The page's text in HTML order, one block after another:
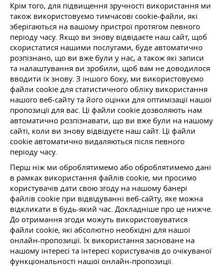
Крім того, для підвищення зручності використання ми
також використовуємо тимчасові cookie-файли, які
зберігаються на вашому пристрої протягом певного
періоду часу. Якщо ви знову відвідаєте наш сайт, щоб
скористатися нашими послугами, буде автоматично
розпізнано, що ви вже були у нас, а також які записи
та налаштування ви зробили, щоб вам не доводилося
вводити їх знову. З іншого боку, ми використовуємо
файли cookie для статистичного обліку використання
нашого веб-сайту та його оцінки для оптимізації нашої
пропозиції для вас. Ці файли cookie дозволяють нам
автоматично розпізнавати, що ви вже були на нашому
сайті, коли ви знову відвідуєте наш сайт. Ці файли
cookie автоматично видаляються після певного
періоду часу.
Перш ніж ми оброблятимемо або оброблятимемо дані
в рамках використання файлів cookie, ми просимо
користувачів дати свою згоду на нашому банері
файлів cookie при відвідуванні веб-сайту, яке можна
відкликати в будь-який час. Докладніше про це нижче.
До отримання згоди можуть використовуватися
файли cookie, які абсолютно необхідні для нашої
онлайн-пропозиції. Їх використання засноване на
нашому інтересі та інтересі користувачів до очікуваної
функціональності нашої онлайн-пропозиції.